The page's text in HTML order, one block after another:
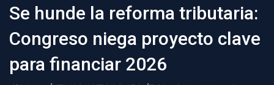
Se hunde la reforma tributaria:
Congreso niega proyecto clave
para financiar 2026